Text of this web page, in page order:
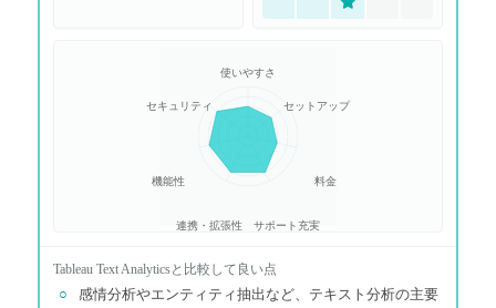
使いやすさ
セットアップ
料金
サポート充実
連携・拡張性
機能性
セキュリティ
Tableau Text Analyticsと比較して良い点
○
感情分析やエンティティ抽出など、テキスト分析の主要